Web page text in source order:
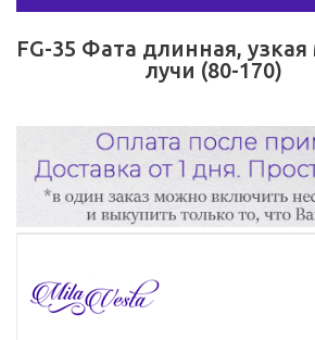
FG-35 Фата длинная,
лучи (80-170)